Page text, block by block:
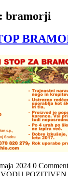
bramorji
2024 0
POZITIVEN